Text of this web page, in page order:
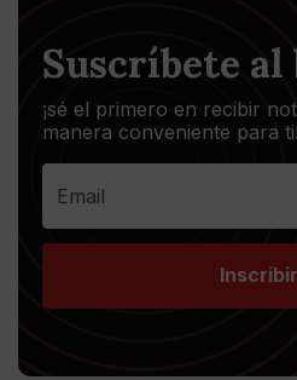
Suscríbete
¡sé el primero en recibir
manera conveniente para ti!